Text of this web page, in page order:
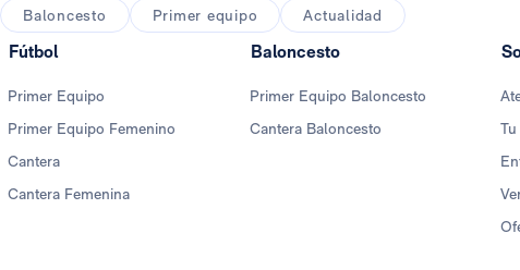
Baloncesto
Primer equipo Actualidad
Fútbol
Primer Equipo
Primer Equipo Femenino
Cantera
Cantera Femenina
Baloncesto
Primer Equipo Baloncesto
Cantera Baloncesto